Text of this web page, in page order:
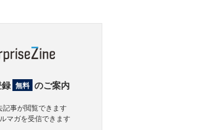
無料 のご案内
記事が閲覧できます
マガを受信できます